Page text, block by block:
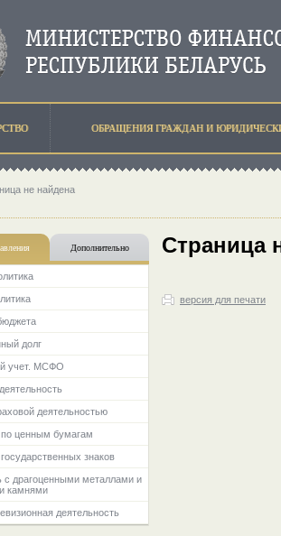
ОБРАЩЕНИЯ ГРАЖДАН И
не найдена
Дополнительно
долг
учет. МСФО
деятельностью
ценным бумагам
знаков
с драгоценными металлами и
камнями
деятельность
Страница
версия для печати